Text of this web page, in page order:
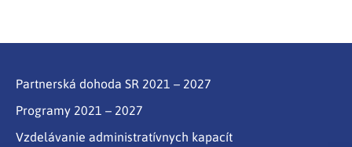
Partnerská dohoda SR 2021 – 2027
Programy 2021 – 2027
Vzdelávanie administratívnych kapacít